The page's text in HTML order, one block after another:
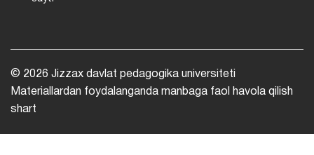
© 2026 Jizzax davlat pedagogika universiteti
Materiallardan foydalanganda manbaga faol havola qilish
shart